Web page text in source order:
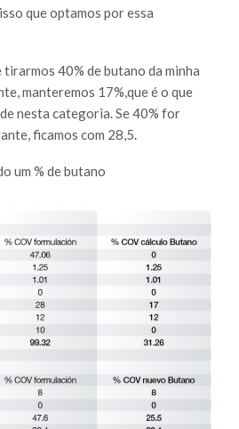
que optamos por essa
tirarmos 40% de butano da minha
manteremos 17%,que é o que
nesta categoria. Se 40% for
ficamos com 28,5.
um % de butano